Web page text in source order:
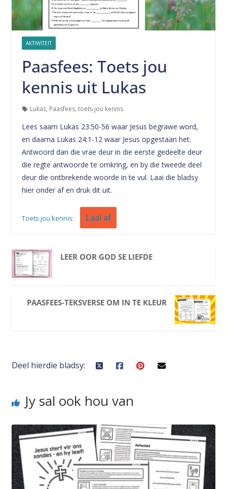
AKTIWITEIT
Paasfees: Toets jou
kennis uit Lukas
Lukas, Paasfees, toets jou kennis
Lees saam Lukas 23:50-56 waar Jesus begrawe word,
en daarna Lukas 24:1-12 waar Jesus opgestaan het.
Antwoord dan die vrae deur in die eerste gedeelte deur
die regte antwoorde te omkring, en by die tweede deel
deur die ontbrekende woorde in te vul. Laai die bladsy
hier onder af en druk dit uit.
Toets jou kennis: Laai af
LEER OOR GOD SE LIEFDE
PAASFEES-TEKSVERSE OM IN TE KLEUR
Deel hierdie bladsy:
Jy sal ook hou van